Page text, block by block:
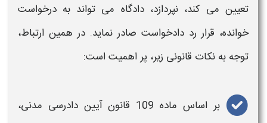
تعیین می کند، نپردازد، دادگاه می تواند به درخواست
خوانده، قرار رد دادخواست صادر نماید. در همین ارتباط،
توجه به نکات قانونی زیر، پر اهمیت است:
بر اساس ماده 109 قانون آیین دادرسی مدنی،